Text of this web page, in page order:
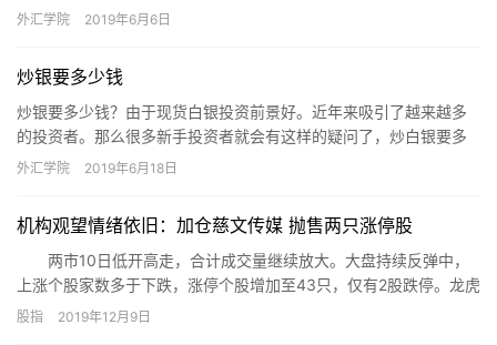
少需要多少钱，首先，我们来了解一下点差，点差就是买价和卖家
外汇学院 2019年6月6日
炒银要多少钱
炒银要多少钱？由于现货白银投资前景好。近年来吸引了越来越多
的投资者。那么很多新手投资者就会有这样的疑问了，炒白银要多
少钱？那么在这里，小峰就来为大家解答一下炒白银究竟需要多少
外汇学院 2019年6月18日
机构观望情绪依旧：加仓慈文传媒 抛售两只涨停股
两市10日低开高走，合计成交量继续放大。大盘持续反弹中，
上涨个股家数多于下跌，涨停个股增加至43只，仅有2股跌停。龙虎
榜中，机构分歧依旧，但整体来看机构观望情绪依然浓厚。
股指 2019年12月9日